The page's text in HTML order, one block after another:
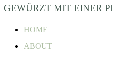
GEWÜRZT MIT EINER
HOME
ABOUT